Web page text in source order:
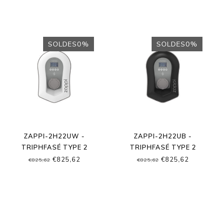
SOLDES0%
ZAPPI-2H22UW -
TRIPHFASÉ TYPE 2
SOCKET VERSION
€825,62€825,62
SOLDES0%
ZAPPI-2H22UB -
TRIPHFASÉ TYPE 2
SOCKET VERSION
€825,62€825,62